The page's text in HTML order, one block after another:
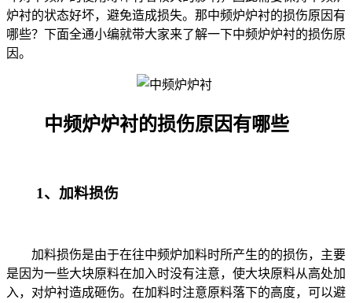
炉衬的状态好坏，避免造成损失。那中频炉炉衬的损伤原因有
哪些？下面全通小编就带大家来了解一下中频炉炉衬的损伤原
因。
中频炉炉衬的损伤原因有哪些
1、加料损伤
加料损伤是由于在往中频炉加料时所产生的的损伤，主要
是因为一些大块原料在加入时没有注意，使大块原料从高处加
入，对炉衬造成砸伤。在加料时注意原料落下的高度，可以避